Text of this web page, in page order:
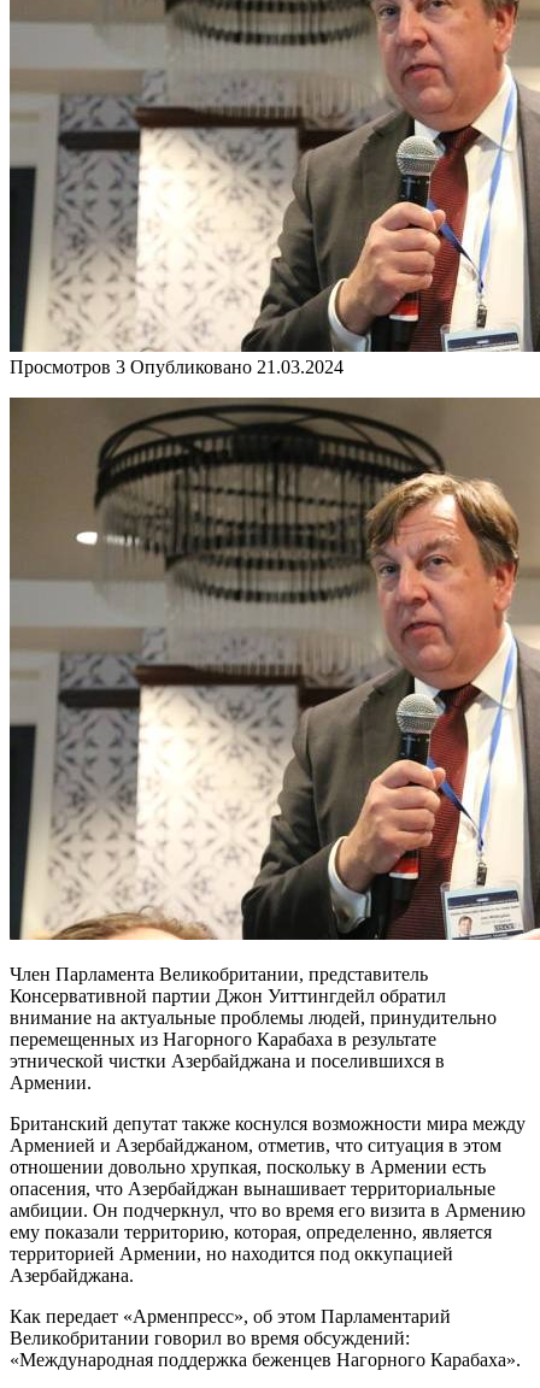
Просмотров 3 Опубликовано 21.03.2024
Член Парламента Великобритании, представитель
Консервативной партии Джон Уиттингдейл обратил
внимание на актуальные проблемы людей, принудительно
перемещенных из Нагорного Карабаха в результате
этнической чистки Азербайджана и поселившихся в
Армении.
Британский депутат также коснулся возможности мира между
Арменией и Азербайджаном, отметив, что ситуация в этом
отношении довольно хрупкая, поскольку в Армении есть
опасения, что Азербайджан вынашивает территориальные
амбиции. Он подчеркнул, что во время его визита в Армению
ему показали территорию, которая, определенно, является
территорией Армении, но находится под оккупацией
Азербайджана.
Как передает «Арменпресс», об этом Парламентарий
Великобритании говорил во время обсуждений:
«Международная поддержка беженцев Нагорного Карабаха».